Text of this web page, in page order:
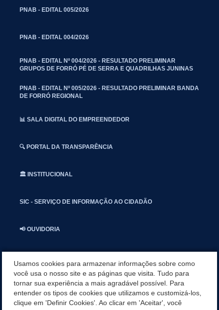
PNAB - EDITAL 005/2026
PNAB - EDITAL 004/2026
PNAB - EDITAL Nº 004/2026 - RESULTADO PRELIMINAR
GRUPOS DE FORRÓ PÉ DE SERRA E QUADRILHAS JUNINAS
PNAB - EDITAL Nº 005/2026 - RESULTADO PRELIMINAR BANDA
DE FORRÓ REGIONAL
📊 SALA DIGITAL DO EMPREENDEDOR
🔍 PORTAL DA TRANSPARÊNCIA
🏛️ INSTITUCIONAL
SIC - SERVIÇO DE INFORMAÇÃO AO CIDADÃO
📢 OUVIDORIA
📱🩺 SAUDE CONECTADA
Usamos cookies para armazenar informações sobre como
você usa o nosso site e as páginas que visita. Tudo para
tornar sua experiência a mais agradável possível. Para
entender os tipos de cookies que utilizamos e customizá-los,
clique em 'Definir Cookies'. Ao clicar em 'Aceitar', você